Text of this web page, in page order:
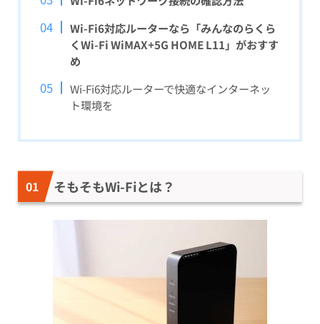
Wi-Fi6対応ルーターなら「みんなのらくら
くWi-Fi WiMAX+5G HOME L11」がおすす
め
Wi-Fi6対応ルーターで快適なインターネッ
ト環境を
そもそもWi-Fiとは？